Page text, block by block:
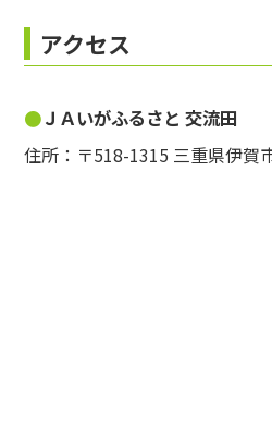
アクセス
ＪＡいがふるさと 交流田
住所：〒518-1315 三重県伊賀